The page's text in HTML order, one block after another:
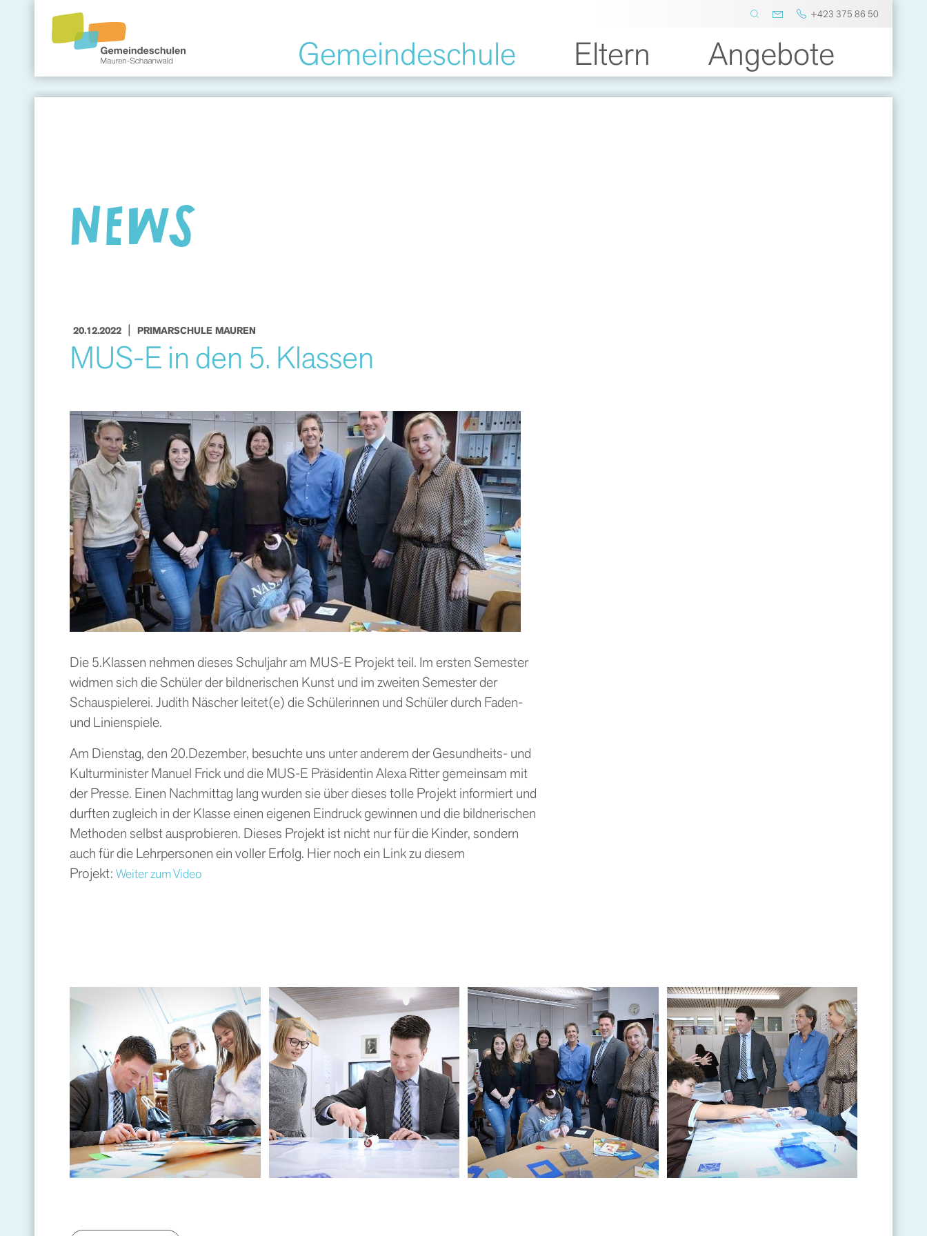
+423 375 86 50
Gemeindeschule Eltern Angebote
Gemeindeschule
NEWS
20.12.2022 | PRIMARSCHULE MAUREN
MUS-E in den 5. Klassen
Die 5.Klassen nehmen dieses Schuljahr am MUS-E Projekt teil. Im ersten Semester
widmen sich die Schüler der bildnerischen Kunst und im zweiten Semester der
Schauspielerei. Judith Näscher leitet(e) die Schülerinnen und Schüler durch Faden-
und Linienspiele.
Am Dienstag, den 20.Dezember, besuchte uns unter anderem der Gesundheits- und
Kulturminister Manuel Frick und die MUS-E Präsidentin Alexa Ritter gemeinsam mit
der Presse. Einen Nachmittag lang wurden sie über dieses tolle Projekt informiert und
durften zugleich in der Klasse einen eigenen Eindruck gewinnen und die bildnerischen
Methoden selbst ausprobieren. Dieses Projekt ist nicht nur für die Kinder, sondern
auch für die Lehrpersonen ein voller Erfolg. Hier noch ein Link zu diesem
Projekt: Weiter zum Video